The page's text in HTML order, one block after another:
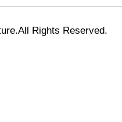
Rights Reserved.